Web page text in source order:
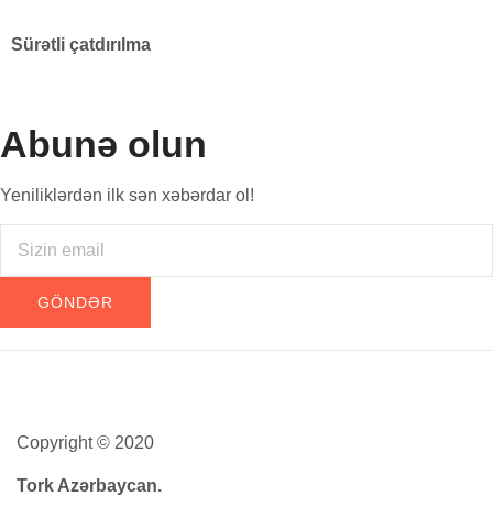
Sürətli çatdırılma
Abunə olun
Yeniliklərdən ilk sən xəbərdar ol!
Copyright © 2020
Tork Azərbaycan.